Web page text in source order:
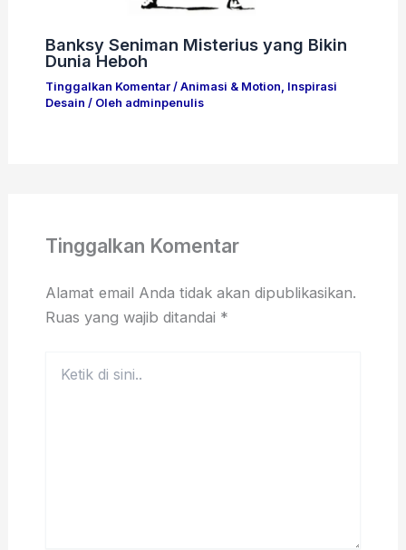
Banksy Seniman Misterius yang Bikin
Dunia Heboh
Tinggalkan Komentar / Animasi & Motion, Inspirasi
Desain / Oleh adminpenulis
Tinggalkan Komentar
Alamat email Anda tidak akan dipublikasikan.
Ruas yang wajib ditandai *